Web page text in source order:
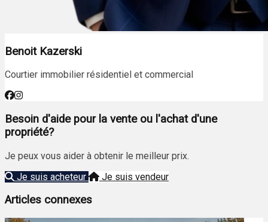
Benoit Kazerski
Courtier immobilier résidentiel et commercial
Besoin d'aide pour la vente ou l'achat d'une
propriété?
Je peux vous aider à obtenir le meilleur prix.
Je suis acheteur
Je suis vendeur
Articles connexes